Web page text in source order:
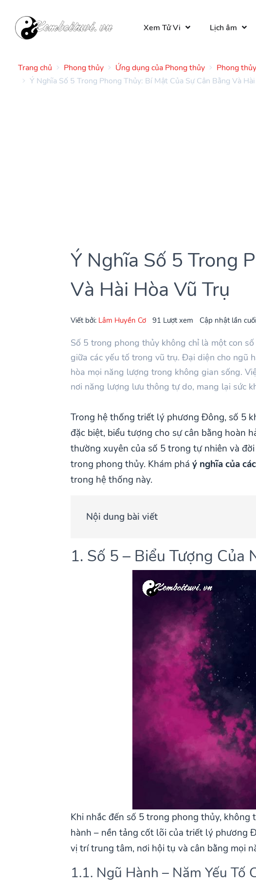
Xem Tử Vi Lịch âm
Trang chủ Phong thủy Ứng dụng của Phong thủy Phong
Ý Nghĩa Số 5 Trong Phong Thủy: Bí Mật Của Sự Cân Bằng Và
Ý Nghĩa Số 5 Trong
Và Hài Hòa Vũ Trụ
Viết bởi: Lâm Huyền Cơ 91 Lượt xem Cập nhật lần
Số 5 trong phong thủy không chỉ là một con
giữa các yếu tố trong vũ trụ. Đại diện cho ngũ
hòa mọi năng lượng trong không gian sống.
nơi năng lượng lưu thông tự do, mang lại sức
Trong hệ thống triết lý phương Đông, số 5
đặc biệt, biểu tượng cho sự cân bằng hoàn
thường xuyên của số 5 trong tự nhiên và
trong phong thủy. Khám pháý nghĩa của
trong hệ thống này.
Nội dung bài viết
1. Số 5 – Biểu Tượng Của
Khi nhắc đến số 5 trong phong thủy,
hành – nền tảng cốt lõi của triết lý phương
vị trí trung tâm, nơi hội tụ và cân bằng mọi
1.1. Ngũ Hành – Năm Yếu Tố